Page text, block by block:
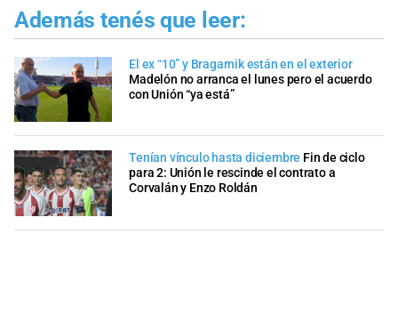
Además tenés que leer:
El ex “10” y Bragarnik están en el exterior
Madelón no arranca el lunes pero el acuerdo
con Unión “ya está”
Tenían vínculo hasta diciembre Fin de ciclo
para 2: Unión le rescinde el contrato a
Corvalán y Enzo Roldán